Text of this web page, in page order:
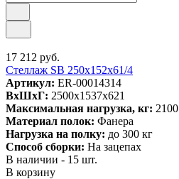
17 212 руб.
Стеллаж SB 250x152x61/4
Артикул: ER-00014314
ВxШxГ: 2500x1537x621
Максимальная нагрузка, кг: 2100
Материал полок: Фанера
Нагрузка на полку: до 300 кг
Способ сборки: На зацепах
В наличии - 15 шт.
В корзину